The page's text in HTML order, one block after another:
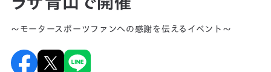
～モータースポーツファンへの感謝を伝えるイベント～